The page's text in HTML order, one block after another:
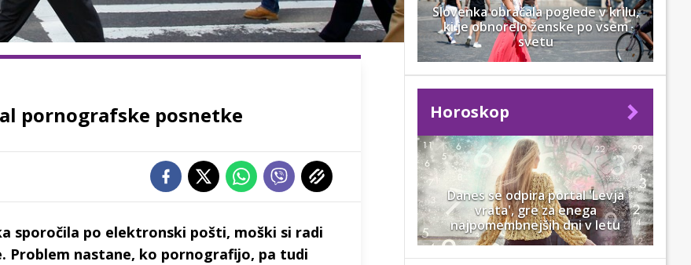
pornografske posnetke
sporočila po elektronski pošti, moški si radi
Problem nastane, ko pornografijo, pa tudi
Slovenka obračala poglede v krilu,
ki je obnorelo ženske po vsem
svetu
Horoskop
Danes se odpira portal 'Levja
vrata', gre za enega
najpomembnejših dni v letu